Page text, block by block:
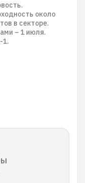
около
в секторе.
– 1 июля.
1.